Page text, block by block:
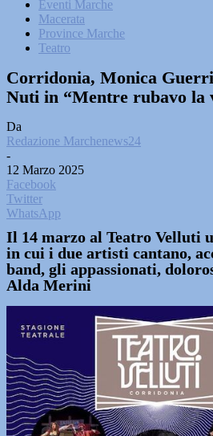
Eventi Marche
Macerata
Province Marche
Teatro
Corridonia, Monica
Nuti in “Mentre rubavo la
Da
Redazione Marchenews24
-
12 Marzo 2025
Facebook
Twitter
WhatsApp
Il 14 marzo al Teatro Velluti
in cui i due artisti cantano,
band, gli appassionati,
Alda Merini